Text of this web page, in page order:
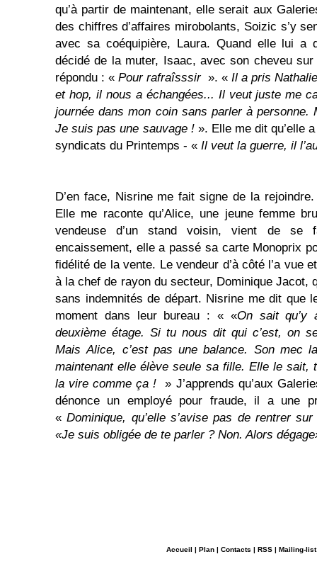
qu’à partir de maintenant, elle serait aux
des chiffres d’affaires mirobolants, Soizic s’y
avec sa coéquipière, Laura. Quand elle lui a
décidé de la muter, Isaac, avec son cheveu
répondu : « Pour rafraîsssir ». « Il a pris
et hop, il nous a échangées... Il veut juste me
journée dans mon coin sans parler à personne.
Je suis pas une sauvage !». Elle me dit qu’elle
syndicats du Printemps - « Il veut la guerre, il
D’en face, Nisrine me fait signe de la
Elle me raconte qu’Alice, une jeune femme
vendeuse d’un stand voisin, vient de se
encaissement, elle a passé sa carte Monoprix
fidélité de la vente. Le vendeur d’à côté l’a vue
à la chef de rayon du secteur, Dominique Jacot,
sans indemnités de départ. Nisrine me dit que
moment dans leur bureau : « «On sait qu’y
deuxième étage. Si tu nous dit qui c’est, on
Mais Alice, c’est pas une balance. Son mec
maintenant elle élève seule sa fille. Elle le sait,
la vire comme ça !
» J’apprends qu’aux
dénonce un employé pour fraude, il a une
«Dominique, qu’elle s’avise pas de rentrer
«Je suis obligée de te parler ? Non. Alors
Accueil | Plan | Contacts | RSS | Mailing-list